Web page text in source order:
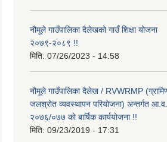
नौमूले गाउँपालिका दैलेखको गाउँ शिक्षा योजना
२०७९-२०८९ !!
मिति: 07/26/2023 - 14:58
नौमूले गाउँपालिका दैलेख / RVWRMP
जलश्रोत व्यवस्थापन परियोजना) अन्तर्गत आ.व.
२०७६/०७७ को बार्षिक कार्ययोजना !!
मिति: 09/23/2019 - 17:31